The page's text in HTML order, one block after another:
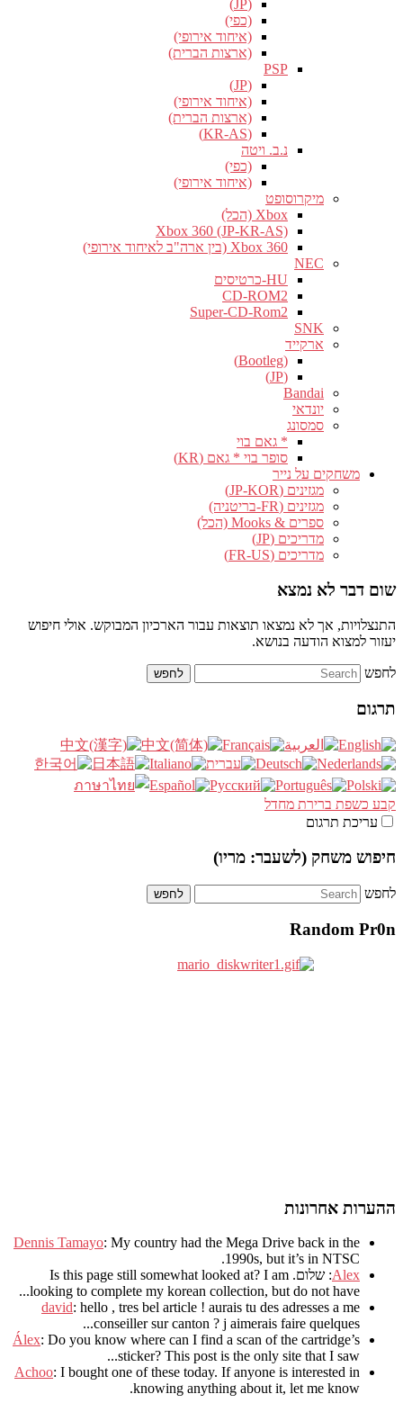
(JP)
(כפי)
(איחוד אירופי)
(ארצות הברית)
PSP
(JP)
(איחוד אירופי)
(ארצות הברית)
(KR-AS)
נ.ב. ויטה
(כפי)
(איחוד אירופי)
מיקרוסופט
Xbox (הכל)
Xbox 360 (JP-KR-AS)
Xbox 360 (בין ארה"ב לאיחוד אירופי)
NEC
HU-כרטיסים
CD-ROM2
Super-CD-Rom2
SNK
ארקייד
(Bootleg)
(JP)
Bandai
יונדאי
סמסונג
* גאם בוי
סופר בוי * גאם (KR)
משחקים על נייר
מגזינים (JP-KOR)
מגזינים (FR-בריטניה)
ספרים & Mooks (הכל)
מדריכים (JP)
מדריכים (FR-US)
שום דבר לא נמצא
התנצלויות, אך לא נמצאו תוצאות עבור הארכיון המבוקש. אולי חיפוש
יעזור למצוא הודעה בנושא.
לחפש
תרגום
קבע כשפת ברירת מחדל
עריכת תרגום
חיפוש משחק (לשעבר: מריו)
לחפש
Random Pr0n
ההערות אחרונות
Dennis Tamayo: My country had the Mega Drive back in the
1990s, but it’s in NTSC
.
Alex: שלום. Is this page still somewhat looked at? I am
looking to complete my korean collection, but do not have..
.
david: hello , tres bel article ! aurais tu des adresses a me
conseiller sur canton ? j aimerais faire quelques..
.
Álex: Do you know where can I find a scan of the cartridge’s
sticker? This post is the only site that I saw...
Achoo: I bought one of these today. If anyone is interested in
knowing anything about it, let me know.